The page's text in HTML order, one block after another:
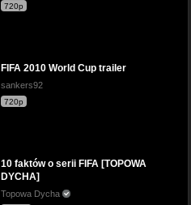
720p
FIFA 2010 World Cup trailer
sankers92
720p
10 faktów o serii FIFA [TOPOWA
DYCHA]
Topowa Dycha